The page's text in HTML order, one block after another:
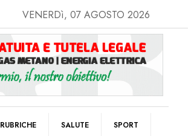
VENERDì, 07 AGOSTO 2026
RUBRICHE SALUTE SPORT